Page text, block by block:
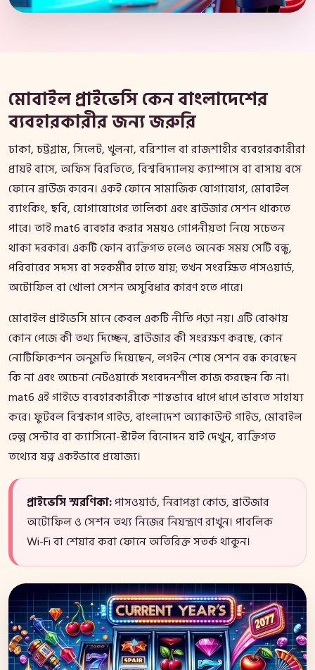
মোবাইল প্রাইভেসি কেন বাংলাদেশের
ব্যবহারকারীর জন্য জরুরি
ঢাকা, চট্টগ্রাম, সিলেট, খুলনা, বরিশাল বা রাজশাহীর ব্যবহারকারীরা
প্রায়ই বাসে, অফিস বিরতিতে, বিশ্ববিদ্যালয় ক্যাম্পাসে বা বাসায় বসে
ফোনে ব্রাউজ করেন। একই ফোনে সামাজিক যোগাযোগ, মোবাইল
ব্যাংকিং, ছবি, যোগাযোগের তালিকা এবং ব্রাউজার সেশন থাকতে
পারে। তাই mat6 ব্যবহার করার সময়ও গোপনীয়তা নিয়ে সচেতন
থাকা দরকার। একটি ফোন ব্যক্তিগত হলেও অনেক সময় সেটি বন্ধু,
পরিবারের সদস্য বা সহকর্মীর হাতে যায়; তখন সংরক্ষিত পাসওয়ার্ড,
অটোফিল বা খোলা সেশন অসুবিধার কারণ হতে পারে।
মোবাইল প্রাইভেসি মানে কেবল একটি নীতি পড়া নয়। এটি বোঝায়
কোন পেজে কী তথ্য দিচ্ছেন, ব্রাউজার কী সংরক্ষণ করছে, কোন
নোটিফিকেশন অনুমতি দিয়েছেন, লগইন শেষে সেশন বন্ধ করেছেন
কি না এবং অচেনা নেটওয়ার্কে সংবেদনশীল কাজ করছেন কি না।
mat6 এই গাইডে ব্যবহারকারীকে শান্তভাবে ধাপে ধাপে ভাবতে সাহায্য
করে। ফুটবল বিশ্বকাপ গাইড, বাংলাদেশ অ্যাকাউন্ট গাইড, মোবাইল
হেল্প সেন্টার বা ক্যাসিনো-স্টাইল বিনোদন যাই দেখুন, ব্যক্তিগত
তথ্যের যত্ন একইভাবে প্রযোজ্য।
প্রাইভেসি স্মরণিকা:পাসওয়ার্ড, নিরাপত্তা কোড, ব্রাউজার
অটোফিল ও সেশন তথ্য নিজের নিয়ন্ত্রণে রাখুন। পাবলিক
Wi-Fi বা শেয়ার করা ফোনে অতিরিক্ত সতর্ক থাকুন।